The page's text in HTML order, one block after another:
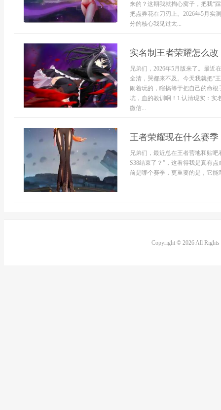
来的？这期我就掏心窝子，把我“
把点券花在刀刃上。2026年5月实
分的核心我见过太...
实名制王者荣耀怎么
兄弟们，2026年5月版来了。最近
全清，哭都来不及。今天我就把“
闹着玩的，瞎搞等于把自己的命
坑，血的教训啊！1.认清现实：实
微信...
王者荣耀现在什么赛
兄弟们，最近总在王者营地和贴
S38结束了？”，这看得我是真有
前是哪个赛季，更重要的是，它
Copyright © 2026 All